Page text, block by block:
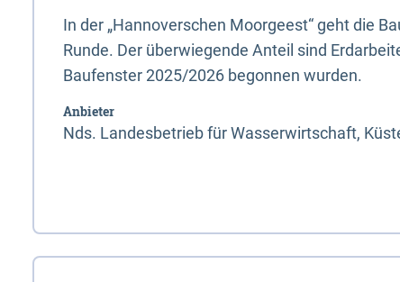
In der „Hannoverschen Moorgeest“ geht die
Runde. Der überwiegende Anteil sind
Baufenster 2025/2026 begonnen wurden.
Anbieter
Nds. Landesbetrieb für Wasserwirtschaft,